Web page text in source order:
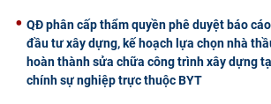
QĐ phân cấp thẩm quyền phê duyệt báo
đầu tư xây dựng, kế hoạch lựa chọn nhà
hoàn thành sửa chữa công trình xây dựng
chính sự nghiệp trực thuộc BYT